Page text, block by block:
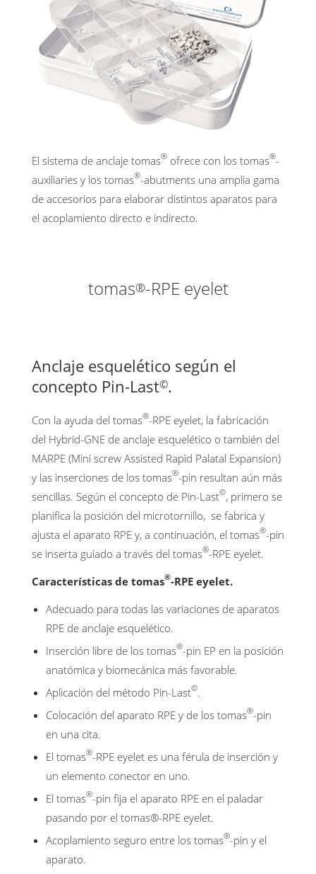
El sistema de anclaje tomas® ofrece con los tomas®-
auxiliaries y los tomas®-abutments una amplia gama
de accesorios para elaborar distintos aparatos para
el acoplamiento directo e indirecto.
tomas®-RPE eyelet
Anclaje esquelético según el
concepto Pin-Last©.
Con la ayuda del tomas®-RPE eyelet, la fabricación
del Hybrid-GNE de anclaje esquelético o también del
MARPE (Mini screw Assisted Rapid Palatal Expansion)
y las inserciones de los tomas®-pin resultan aún más
sencillas. Según el concepto de Pin-Last©, primero se
planifica la posición del microtornillo, se fabrica y
ajusta el aparato RPE y, a continuación, el tomas®-pin
se inserta guiado a través del tomas®-RPE eyelet.
Características de tomas®-RPE eyelet.
Adecuado para todas las variaciones de aparatos
RPE de anclaje esquelético.
Inserción libre de los tomas®-pin EP en la posición
anatómica y biomecánica más favorable.
Aplicación del método Pin-Last©.
Colocación del aparato RPE y de los tomas®-pin
en una cita.
El tomas®-RPE eyelet es una férula de inserción y
un elemento conector en uno.
El tomas®-pin fija el aparato RPE en el paladar
pasando por el tomas®-RPE eyelet.
Acoplamiento seguro entre los tomas®-pin y el
aparato.